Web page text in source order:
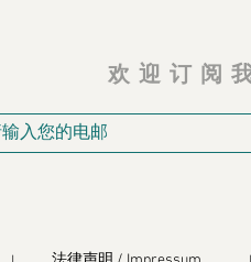
欢迎订阅